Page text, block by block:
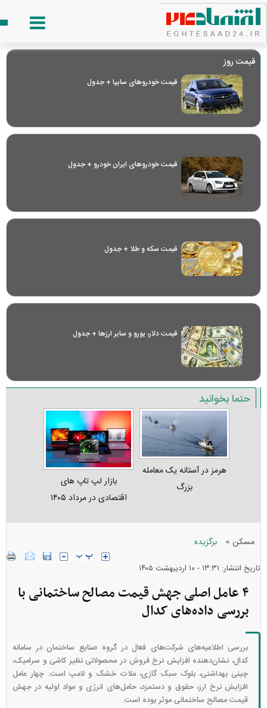
قیمت روز
قیمت خودرو‌های سایپا + جدول
قیمت خودرو‌های ایران خودرو + جدول
قیمت سکه و طلا + جدول
قیمت دلار، یورو و سایر ارز‌ها + جدول
حتما بخوانید
هرمز در آستانه یک معامله
بزرگ
بازار لپ‌ تاپ‌ های
اقتصادی در مرداد ۱۴۰۵
مسکن » برگزیده
تاریخ انتشار: ۱۳:۳۱ - ۱۰ ارديبهشت ۱۴۰۵
۴ عامل اصلی جهش قیمت مصالح ساختمانی با
بررسی داده‌های کدال
بررسی اطلاعیه‌های شرکت‌های فعال در گروه صنایع ساختمان در سامانه
کدال، نشان‌دهنده افزایش نرخ فروش در محصولاتی نظیر کاشی و سرامیک،
چینی بهداشتی، بلوک سبک گازی، ملات خشک و لامپ است. چهار عامل
افزایش نرخ ارز، حقوق و دستمزد، حامل‌های انرژی و مواد اولیه در جهش
قیمت مصالح ساختمانی موثر بوده است.